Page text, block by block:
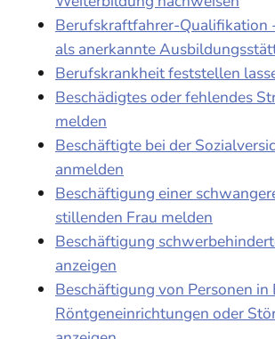
Berufskraftfahrer-Qualifikation
als anerkannte
Berufskrankheit feststellen
Beschädigtes oder fehlendes
melden
Beschäftigte bei der
anmelden
Beschäftigung einer
stillenden Frau melden
Beschäftigung
anzeigen
Beschäftigung von Personen
Röntgeneinrichtungen oder